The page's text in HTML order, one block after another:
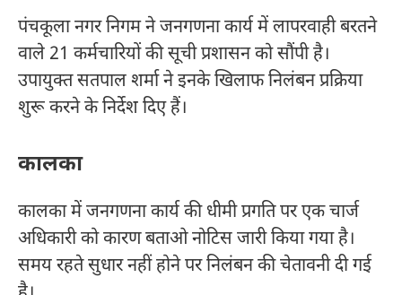
पंचकूला नगर निगम ने जनगणना कार्य में लापरवाही बरतने
वाले 21 कर्मचारियों की सूची प्रशासन को सौंपी है।
उपायुक्त सतपाल शर्मा ने इनके खिलाफ निलंबन प्रक्रिया
शुरू करने के निर्देश दिए हैं।
कालका
कालका में जनगणना कार्य की धीमी प्रगति पर एक चार्ज
अधिकारी को कारण बताओ नोटिस जारी किया गया है।
समय रहते सुधार नहीं होने पर निलंबन की चेतावनी दी गई